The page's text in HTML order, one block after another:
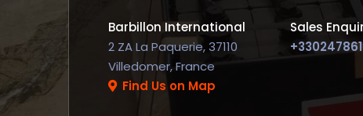
Barbillon International
2 ZA La Paquerie, 37110
Villedomer, France
Find Us on Map
Sales